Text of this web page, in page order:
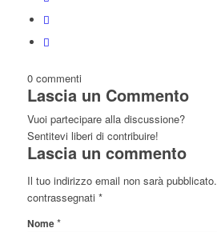
0 commenti
Lascia un Commento
Vuoi partecipare alla discussione?
Sentitevi liberi di contribuire!
Lascia un commento
Il tuo indirizzo email non sarà pubblicato.
contrassegnati *
Nome*